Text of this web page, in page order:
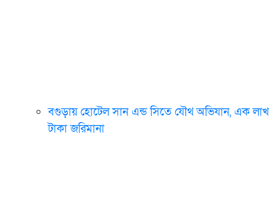
বগুড়ায় হোটেল সান এন্ড সিতে যৌথ অভিযান, এক লাখ
টাকা জরিমানা